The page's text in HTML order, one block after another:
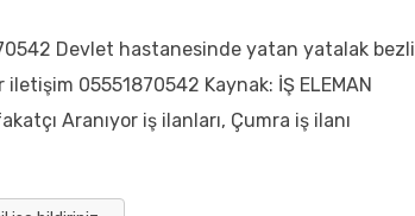
Devlet hastanesinde yatan yatalak bezli
05551870542 Kaynak: İŞ ELEMAN
Aranıyor iş ilanları, Çumra iş ilanı